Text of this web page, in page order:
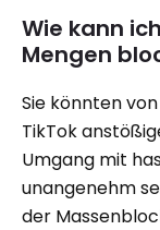
Wie kann
Mengen
Sie könnten
TikTok
Umgang mit
unangenehm
der